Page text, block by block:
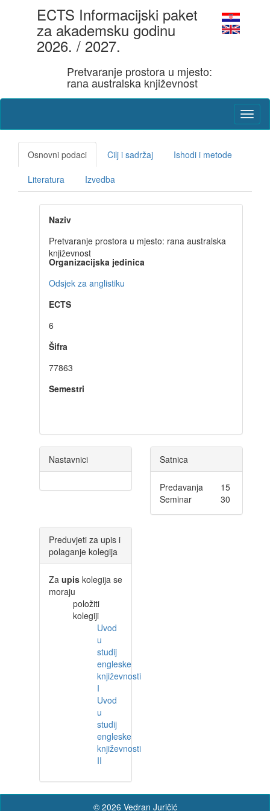
ECTS Informacijski paket
za akademsku godinu
2026. / 2027.
Pretvaranje prostora u mjesto:
rana australska književnost
Osnovni podaci Cilj i sadržaj Ishodi i metode
Literatura Izvedba
Naziv
Pretvaranje prostora u mjesto: rana australska
književnost
Organizacijska jedinica
Odsjek za anglistiku
ECTS
6
Šifra
77863
Semestri
Nastavnici Satnica
Predavanja
15
Seminar
30
Preduvjeti za upis i
polaganje kolegija
Za upis kolegija se
moraju
položiti
kolegiji
Uvod
u
studij
engleske
književnosti
I
Uvod
u
studij
engleske
književnosti
II
© 2026 Vedran Juričić